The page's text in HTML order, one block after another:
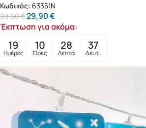
Κωδικός: 63351N
39,90€29,90€
Έκπτωση για ακόμα:
19
Ημέρες
10
Ώρες
28
Λεπτά
35
Δευτ.